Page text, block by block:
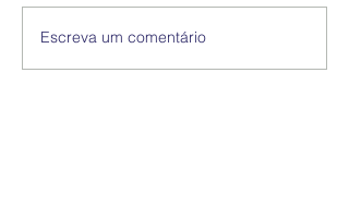
Escreva um comentário